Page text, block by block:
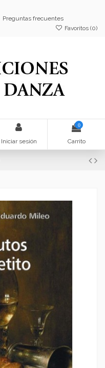
Preguntas frecuentes
Favoritos (0)
Iniciar sesión
0
Carrito